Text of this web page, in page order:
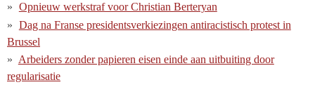
Opnieuw werkstraf voor Christian Berteryan
Dag na Franse presidentsverkiezingen antiracistisch protest in
Brussel
Arbeiders zonder papieren eisen einde aan uitbuiting door
regularisatie